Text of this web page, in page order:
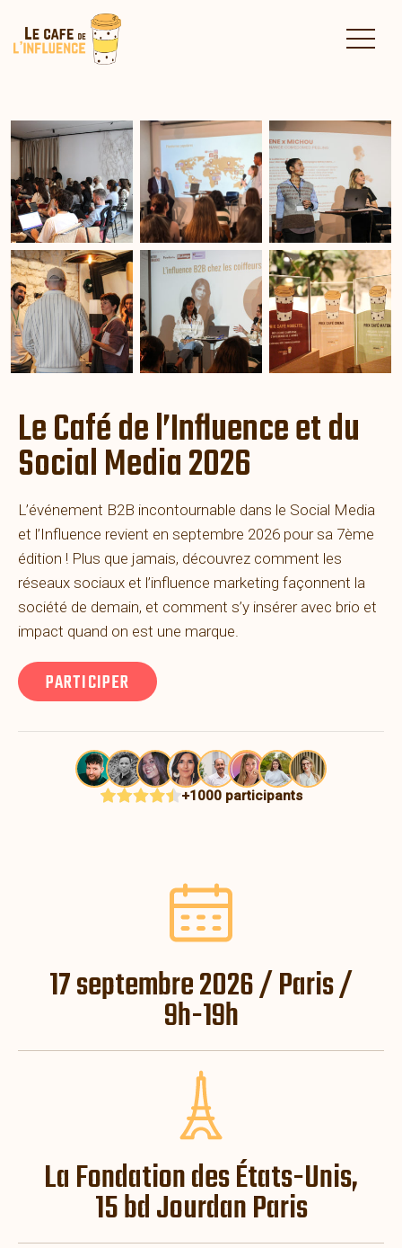
Le Café de l’Influence et du
Social Media 2026
L’événement B2B incontournable dans le Social Media
et l’Influence revient en septembre 2026 pour sa 7ème
édition ! Plus que jamais, découvrez comment les
réseaux sociaux et l’influence marketing façonnent la
société de demain, et comment s’y insérer avec brio et
impact quand on est une marque.
PARTICIPER
+1000 participants
17 septembre 2026 / Paris /
9h-19h
La Fondation des États-Unis,
15 bd Jourdan Paris